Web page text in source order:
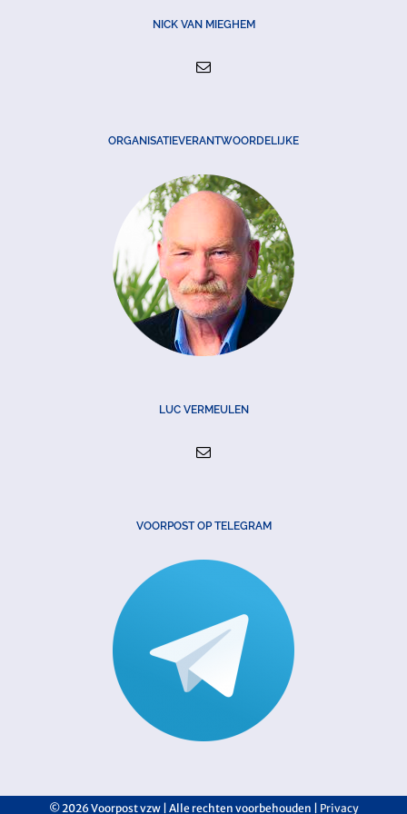
NICK VAN MIEGHEM
ORGANISATIEVERANTWOORDELIJKE
LUC VERMEULEN
VOORPOST OP TELEGRAM
©2026 Voorpost vzw | Alle rechten voorbehouden | Privacy